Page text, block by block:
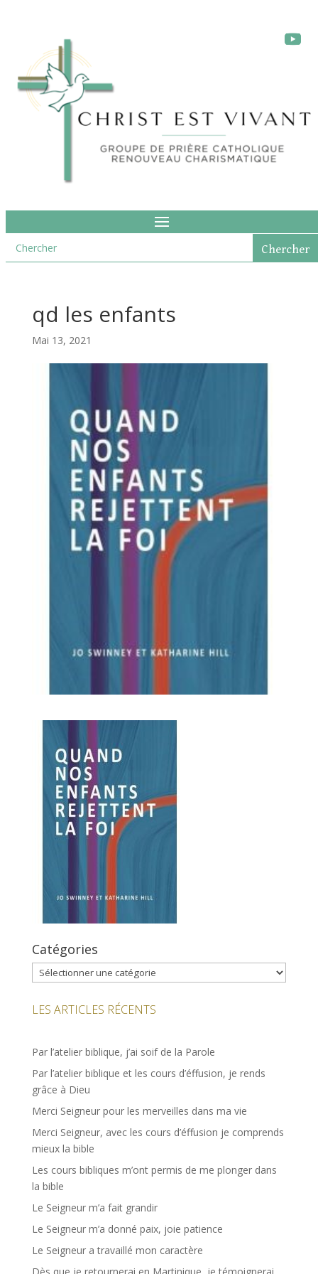
qd les enfants
Mai 13, 2021
Catégories
Catégories
LES ARTICLES RÉCENTS
Par l’atelier biblique, j’ai soif de la Parole
Par l’atelier biblique et les cours d’éffusion, je rends
grâce à Dieu
Merci Seigneur pour les merveilles dans ma vie
Merci Seigneur, avec les cours d’éffusion je comprends
mieux la bible
Les cours bibliques m’ont permis de me plonger dans
la bible
Le Seigneur m’a fait grandir
Le Seigneur m’a donné paix, joie patience
Le Seigneur a travaillé mon caractère